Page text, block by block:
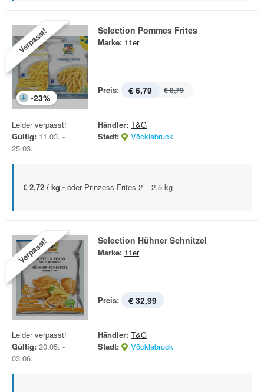
Verpasst!
-23%
Selection Pommes Frites
Marke: 11er
Preis: € 6,79 € 8,79
Leider verpasst!
Gültig: 11.03. -
25.03.
Händler: T&G
Stadt:
Vöcklabruck
€ 2,72 / kg - oder Prinzess Frites 2 – 2.5 kg
Verpasst! Selection Hühner Schnitzel
Marke: 11er
Preis: € 32,99
Leider verpasst!
Gültig: 20.05. -
03.06.
Händler: T&G
Stadt:
Vöcklabruck